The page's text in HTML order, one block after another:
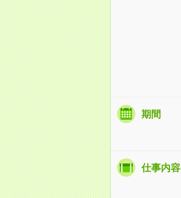
期間
仕事内容